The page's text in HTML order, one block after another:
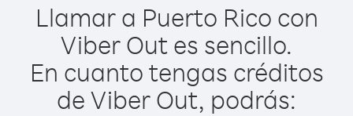
Llamar a Puerto Rico con
Viber Out es sencillo.
En cuanto tengas créditos
de Viber Out, podrás: